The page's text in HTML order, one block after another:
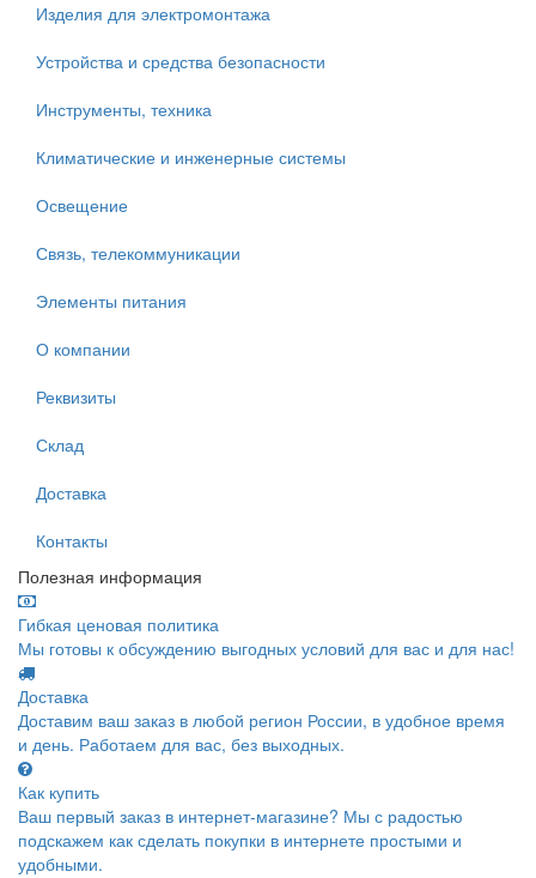
Изделия для электромонтажа
Устройства и средства безопасности
Инструменты, техника
Климатические и инженерные системы
Освещение
Связь, телекоммуникации
Элементы питания
О компании
Реквизиты
Склад
Доставка
Контакты
Полезная информация
Гибкая ценовая политика
Мы готовы к обсуждению выгодных условий для вас и для нас!
Доставка
Доставим ваш заказ в любой регион России, в удобное время
и день. Работаем для вас, без выходных.
Как купить
Ваш первый заказ в интернет-магазине? Мы с радостью
подскажем как сделать покупки в интернете простыми и
удобными.